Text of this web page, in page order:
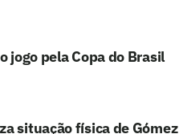
jogo pela Copa do Brasil
situação física de Gómez